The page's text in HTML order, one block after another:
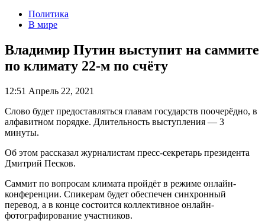
Политика
В мире
Владимир Путин выступит на саммите
по климату 22-м по счёту
12:51 Апрель 22, 2021
Слово будет предоставляться главам государств поочерёдно, в
алфавитном порядке. Длительность выступления — 3
минуты.
Об этом рассказал журналистам пресс-секретарь президента
Дмитрий Песков.
Саммит по вопросам климата пройдёт в режиме онлайн-
конференции. Спикерам будет обеспечен синхронный
перевод, а в конце состоится коллективное онлайн-
фотографирование участников.